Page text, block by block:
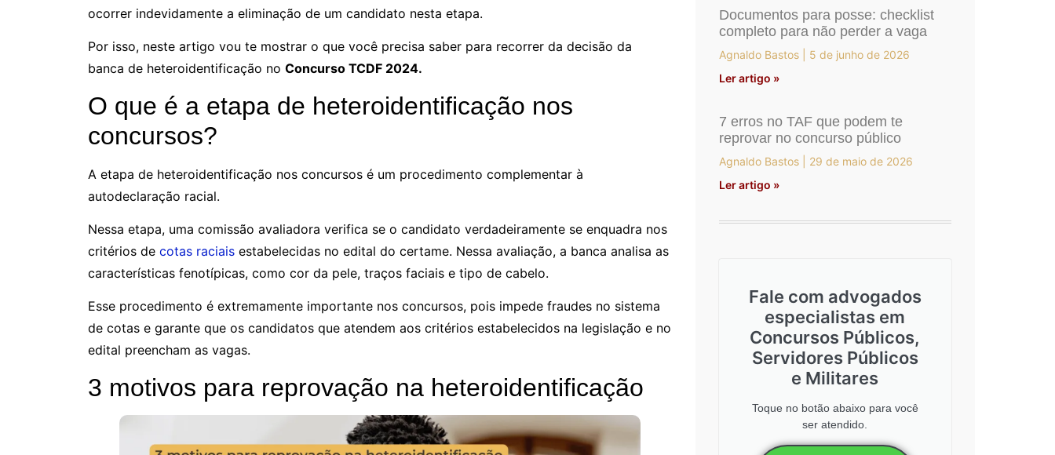
ocorrer indevidamente a eliminação de um candidato nesta etapa.
Por isso, neste artigo vou te mostrar o que você precisa saber para recorrer da decisão da
banca de heteroidentificação no Concurso TCDF 2024.
O que é a etapa de heteroidentificação nos
concursos?
A etapa de heteroidentificação nos concursos é um procedimento complementar à
autodeclaração racial.
Nessa etapa, uma comissão avaliadora verifica se o candidato verdadeiramente se enquadra nos
critérios de cotas raciais estabelecidas no edital do certame. Nessa avaliação, a banca analisa as
características fenotípicas, como cor da pele, traços faciais e tipo de cabelo.
Esse procedimento é extremamente importante nos concursos, pois impede fraudes no sistema
de cotas e garante que os candidatos que atendem aos critérios estabelecidos na legislação e no
edital preencham as vagas.
3 motivos para reprovação na heteroidentificação
Documentos para posse: checklist
completo para não perder a vaga
Agnaldo Bastos
5 de junho de 2026
Ler artigo »
7 erros no TAF que podem te
reprovar no concurso público
Agnaldo Bastos
29 de maio de 2026
Ler artigo »
Fale com advogados
especialistas em
Concursos Públicos,
Servidores Públicos
e Militares
Toque no botão abaixo para você
ser atendido.